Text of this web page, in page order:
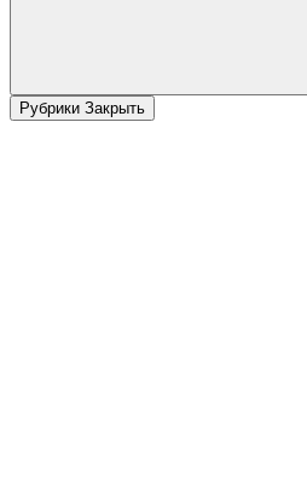
Рубрики Закрыть